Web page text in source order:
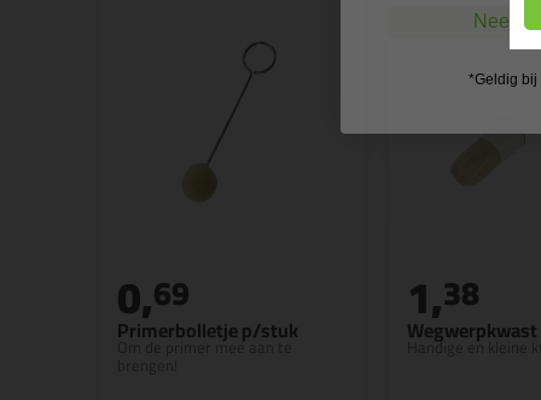
Primerbolletje p/stuk
Om de primer mee aan te
0,69
Handige en kleine
1,38
Nee, ik
*Geldig bij